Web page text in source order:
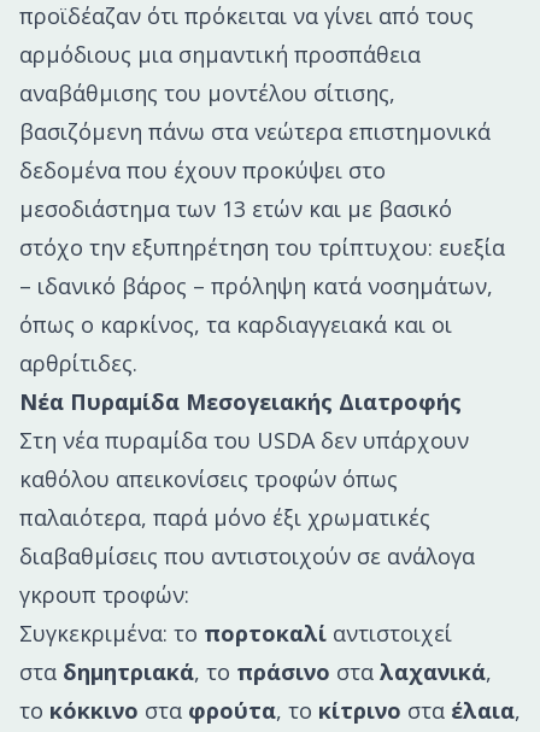
προϊδέαζαν ότι πρόκειται να γίνει από τους
αρμόδιους μια σημαντική προσπάθεια
αναβάθμισης του μοντέλου σίτισης,
βασιζόμενη πάνω στα νεώτερα επιστημονικά
δεδομένα που έχουν προκύψει στο
μεσοδιάστημα των 13 ετών και με βασικό
στόχο την εξυπηρέτηση του τρίπτυχου: ευεξία
– ιδανικό βάρος – πρόληψη κατά νοσημάτων,
όπως ο καρκίνος, τα καρδιαγγειακά και οι
αρθρίτιδες.
Νέα Πυραμίδα Μεσογειακής Διατροφής
Στη νέα πυραμίδα του USDA δεν υπάρχουν
καθόλου απεικονίσεις τροφών όπως
παλαιότερα, παρά μόνο έξι χρωματικές
διαβαθμίσεις που αντιστοιχούν σε ανάλογα
γκρουπ τροφών:
Συγκεκριμένα: το πορτοκαλί αντιστοιχεί
στα δημητριακά, το πράσινο στα λαχανικά,
το κόκκινο στα φρούτα, το κίτρινο στα έλαια,